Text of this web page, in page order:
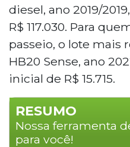
diesel, ano 2019/
R$ 117.030. Para
passeio, o lote mais
HB20 Sense, ano
inicial de R$ 15.715.
RESUMO
Nossa ferramenta
para você!